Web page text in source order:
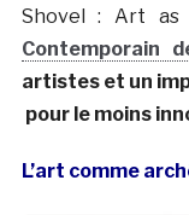
Shovel : Art as
Contemporain
artistes et un
pour le moins
L’art comme